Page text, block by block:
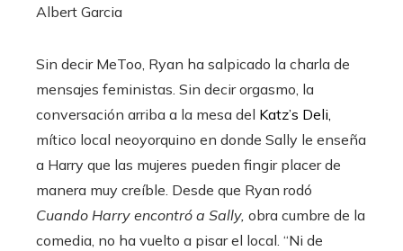
Albert Garcia
Sin decir MeToo, Ryan ha salpicado la charla de
mensajes feministas. Sin decir orgasmo, la
conversación arriba a la mesa del Katz’s Deli,
mítico local neoyorquino en donde Sally le enseña
a Harry que las mujeres pueden fingir placer de
manera muy creíble. Desde que Ryan rodó
Cuando Harry encontró a Sally, obra cumbre de la
comedia, no ha vuelto a pisar el local. “Ni de